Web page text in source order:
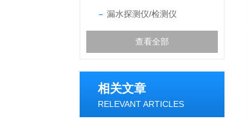
漏水探测仪/检测仪
查看全部
相关文章
RELEVANT ARTICLES